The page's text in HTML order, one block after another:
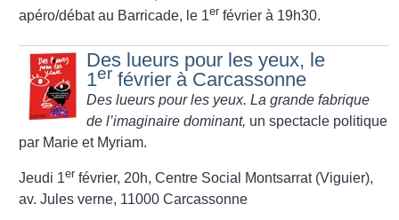
apéro/débat au Barricade, le 1er février à 19h30.
Des lueurs pour les yeux, le
1er février à Carcassonne
Des lueurs pour les yeux. La grande fabrique
de l’imaginaire dominant, un spectacle politique
par Marie et Myriam.
Jeudi 1er février, 20h, Centre Social Montsarrat (Viguier),
av. Jules verne, 11000 Carcassonne